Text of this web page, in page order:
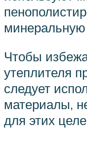
минеральную
Чтобы
утеплителя
следует
материалы,
для этих